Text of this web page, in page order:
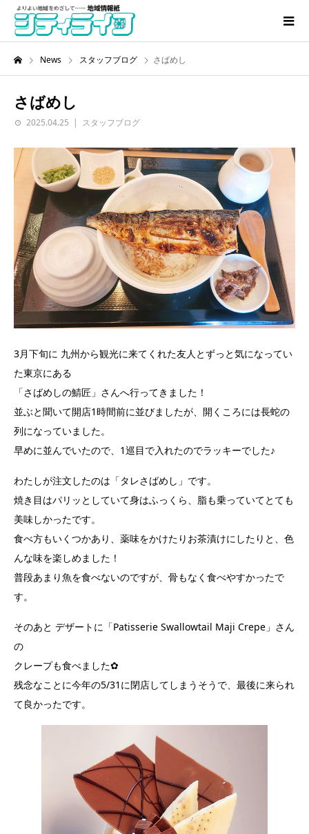
News スタッフブログ さばめし
さばめし
2025.04.25 スタッフブログ
3月下旬に 九州から観光に来てくれた友人とずっと気になってい
た東京にある
「さばめしの鯖匠」さんへ行ってきました！
並ぶと聞いて開店1時間前に並びましたが、開くころには長蛇の
列になっていました。
早めに並んでいたので、1巡目で入れたのでラッキーでした♪
わたしが注文したのは「タレさばめし」です。
焼き目はパリッとしていて身はふっくら、脂も乗っていてとても
美味しかったです。
食べ方もいくつかあり、薬味をかけたりお茶漬けにしたりと、色
んな味を楽しめました！
普段あまり魚を食べないのですが、骨もなく食べやすかったで
す。
そのあと デザートに「Patisserie Swallowtail Maji Crepe」さん
の
クレープも食べました✿
残念なことに今年の5/31に閉店してしまうそうで、最後に来られ
て良かったです。